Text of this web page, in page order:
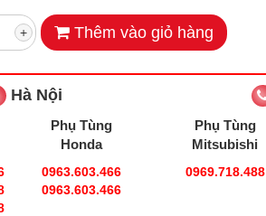
+ Thêm vào giỏ hàng
Hà Nội
Phụ Tùng
Honda
0963.603.466
0963.603.466
Phụ Tùng
Mitsubishi
0969.718.488